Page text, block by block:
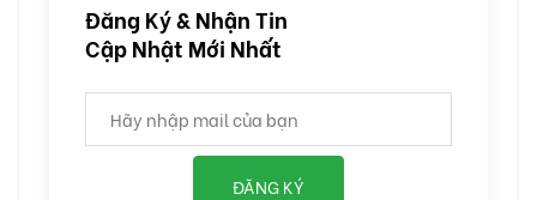
Đăng Ký & Nhận Tin
Cập Nhật Mới Nhất
ĐĂNG KÝ